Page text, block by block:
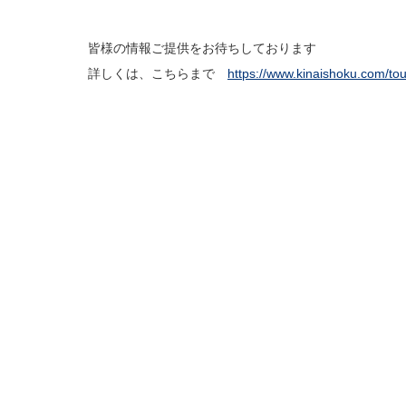
皆様の情報ご提供をお待ちしております
詳しくは、こちらまで https://www.kinaishoku.com/